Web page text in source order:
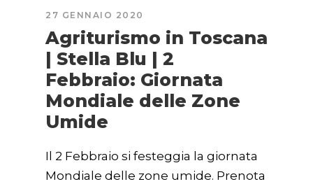
27 GENNAIO 2020
Agriturismo in Toscana
| Stella Blu | 2
Febbraio: Giornata
Mondiale delle Zone
Umide
Il 2 Febbraio si festeggia la giornata
Mondiale delle zone umide. Prenota